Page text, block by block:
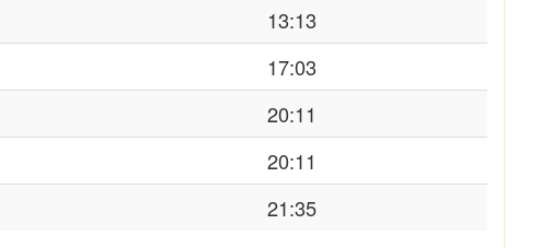
13:13
17:03
20:11
20:11
21:35